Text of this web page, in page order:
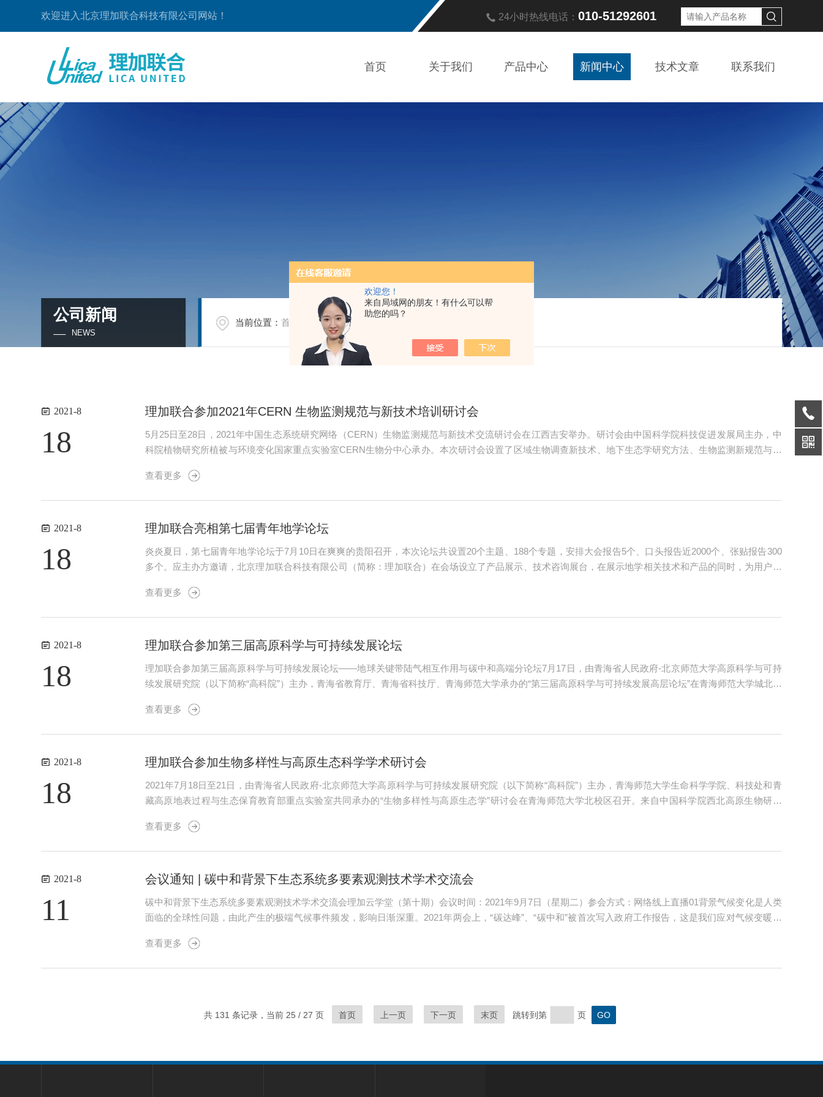
欢迎您！
来自局域网的朋友！有什么可以帮
助您的吗？
欢迎进入北京理加联合科技有限公司网站！ 24小时热线电话： 010-51292601
首页 关于我们 产品中心 新闻中心 技术文章 联系我们
公司新闻
NEWS
当前位置：首页 / 公司新闻
2021-8
18
理加联合参加2021年CERN 生物监测规范与新技术培训研讨会
5月25日至28日，2021年中国生态系统研究网络（CERN）生物监测规范与新技术交流研讨会在江西吉安举办。研讨会由中国科学院科技促进发展局主办，中
科院植物研究所植被与环境变化国家重点实验室CERN生物分中心承办。本次研讨会设置了区域生物调查新技术、地下生态学研究方法、生物监测新规范与数
00人参加了此次大会，北京理加联合科技有限公司作为...
查看更多
2021-8
18
理加联合亮相第七届青年地学论坛
炎炎夏日，第七届青年地学论坛于7月10日在爽爽的贵阳召开，本次论坛共设置20个主题、188个专题，安排大会报告5个、口头报告近2000个、张贴报告300
多个。应主办方邀请，北京理加联合科技有限公司（简称：理加联合）在会场设立了产品展示、技术咨询展台，在展示地学相关技术和产品的同时，为用户介
便携式测量系统，采用动态气室法测量，具有控制...
查看更多
2021-8
18
理加联合参加第三届高原科学与可持续发展论坛
理加联合参加第三届高原科学与可持续发展论坛——地球关键带陆气相互作用与碳中和高端分论坛7月17日，由青海省人民政府-北京师范大学高原科学与可持
续发展研究院（以下简称“高科院”）主办，青海省教育厅、青海省科技厅、青海师范大学承办的“第三届高原科学与可持续发展高层论坛”在青海师范大学城北校
讨高原地区可持续发展前景，期待形成一批对青海生态环境保...
查看更多
2021-8
18
理加联合参加生物多样性与高原生态科学学术研讨会
2021年7月18日至21日，由青海省人民政府-北京师范大学高原科学与可持续发展研究院（以下简称“高科院”）主办，青海师范大学生命科学学院、科技处和青
藏高原地表过程与生态保育教育部重点实验室共同承办的“生物多样性与高原生态学”研讨会在青海师范大学北校区召开。来自中国科学院西北高原生物研究
大学、华东师范大学、省林业和草原局、省生态环境厅、省林...
查看更多
2021-8
11
会议通知 | 碳中和背景下生态系统多要素观测技术学术交流会
碳中和背景下生态系统多要素观测技术学术交流会理加云学堂（第十期）会议时间：2021年9月7日（星期二）参会方式：网络线上直播01背景气候变化是人类
面临的全球性问题，由此产生的极端气候事件频发，影响日渐深重。2021年两会上，“碳达峰”、“碳中和”被首次写入政府工作报告，这是我们应对气候变暖的
以SIF植被遥感、湍流涡动通量、多通道土壤呼吸...
查看更多
共 131 条记录，当前 25 / 27 页 首页 上一页 下一页 末页 跳转到第 页